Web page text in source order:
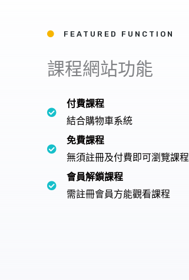
FEATURED FUNCTION
課程網站功能
付費課程
結合購物車系統
免費課程
無須註冊及付費即可瀏覽課程
會員解鎖課程
需註冊會員方能觀看課程